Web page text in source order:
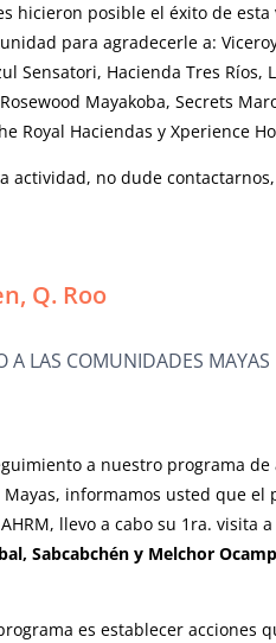
hicieron posible el éxito de
para agradecerle a:
Sensatori, Hacienda Tres Ríos,
Mayakoba, Secrets
Royal Haciendas y Xperience
actividad, no dude
Q. Roo
A LAS COMUNIDADES MAYAS
a nuestro programa de
informamos usted que el
llevo a cabo su 1ra. visita
Sabcabchén y Melchor
es establecer acciones